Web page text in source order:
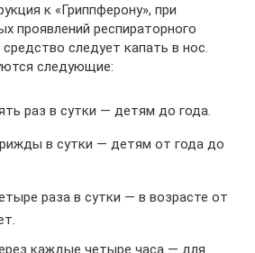
к «Гриппферону», при
проявлений респираторного
следует капать в нос.
следующие:
раз в сутки — детям до года.
в сутки — детям от года до
раза в сутки — в возрасте от
каждые четыре часа — для